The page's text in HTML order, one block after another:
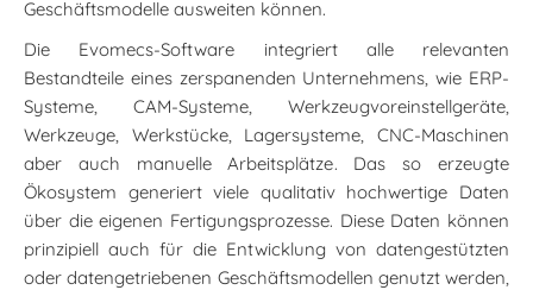
Geschäftsmodelle ausweiten können.
Die Evomecs-Software integriert alle relevanten
Bestandteile eines zerspanenden Unternehmens, wie ERP-
Systeme, CAM-Systeme, Werkzeugvoreinstellgeräte,
Werkzeuge, Werkstücke, Lagersysteme, CNC-Maschinen
aber auch manuelle Arbeitsplätze. Das so erzeugte
Ökosystem generiert viele qualitativ hochwertige Daten
über die eigenen Fertigungsprozesse. Diese Daten können
prinzipiell auch für die Entwicklung von datengestützten
oder datengetriebenen Geschäftsmodellen genutzt werden,